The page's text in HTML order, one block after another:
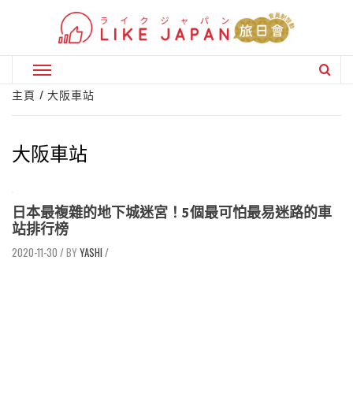
Primary
Menu
主頁 大阪車站
大阪車站
日本最複雜的地下城迷宮！5個最可怕最易迷路的車
站排行榜
2020-11-30 / YASHI /